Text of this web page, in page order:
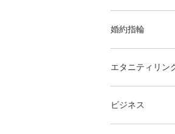
婚約指輪
エタニティリン
ビジネス